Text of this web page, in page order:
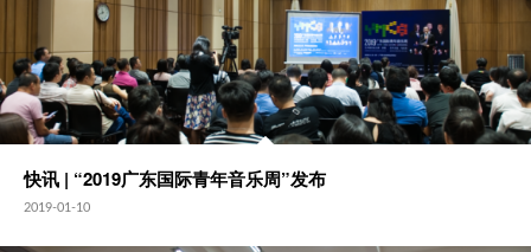
快讯 | “2019广东国际青年音乐周”发布
2019-01-10